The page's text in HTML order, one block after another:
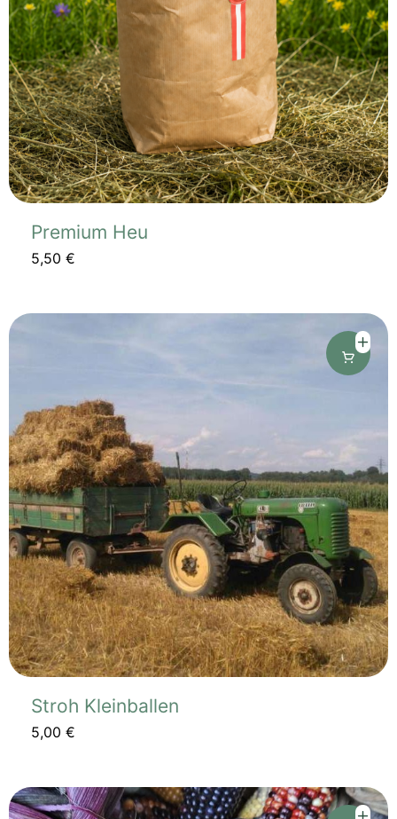
Premium Heu
5,50 €
Stroh Kleinballen
5,00 €